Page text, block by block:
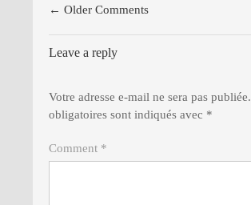
← Older Comments
Leave a reply
Votre adresse e-mail ne sera pas publiée.
obligatoires sont indiqués avec *
Comment *